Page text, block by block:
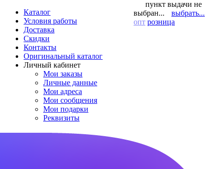
Каталог
Условия работы
Доставка
Скидки
Контакты
Оригинальный каталог
Личный кабинет
Мои заказы
Личные данные
Мои адреса
Мои сообщения
Мои подарки
Реквизиты
пункт выдачи не
выбран...
выбрать...
опт розница